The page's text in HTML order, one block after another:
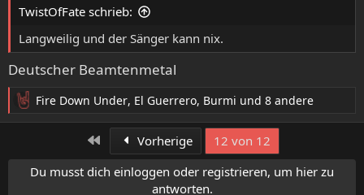
TwistOfFate schrieb:
Langweilig und der Sänger kann nix.
Deutscher Beamtenmetal
R
e
Fire Down Under, El Guerrero, Burmi und 8 andere
Erste Vorherige
12 von 12
Du musst dich einloggen oder registrieren, um hier zu
antworten.